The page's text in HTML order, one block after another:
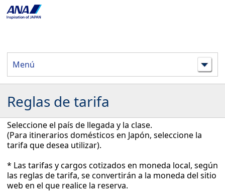
Menú
Reglas de tarifa
Seleccione el país de llegada y la clase.
(Para itinerarios domésticos en Japón, seleccione la
tarifa que desea utilizar).
* Las tarifas y cargos cotizados en moneda local, según
las reglas de tarifa, se convertirán a la moneda del sitio
web en el que realice la reserva.